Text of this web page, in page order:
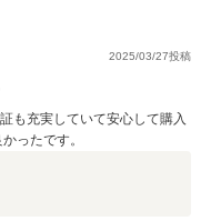
2025/03/27投稿
も充実していて安心して購入
ったです。